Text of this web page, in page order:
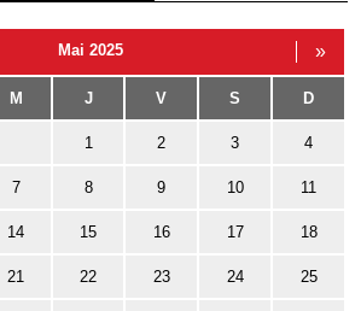
Mai 2025 »
M J V S D
1 2 3 4
7 8 9 10 11
14 15 16 17 18
21 22 23 24 25